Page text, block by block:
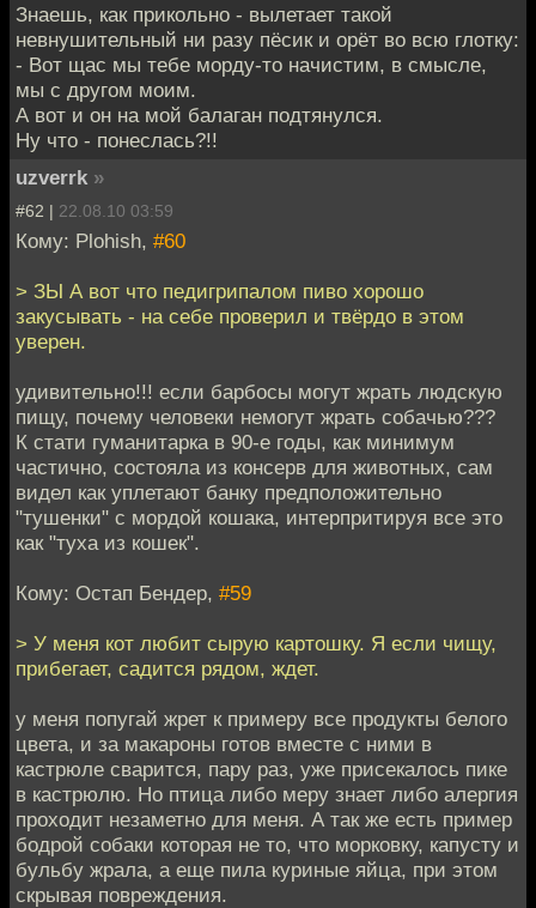
Знаешь, как прикольно - вылетает такой
невнушительный ни разу пёсик и орёт во всю глотку:
- Вот щас мы тебе морду-то начистим, в смысле,
мы с другом моим.
А вот и он на мой балаган подтянулся.
Ну что - понеслась?!!
uzverrk »
#62 | 22.08.10 03:59
Кому: Plohish, #60
> ЗЫ А вот что педигрипалом пиво хорошо
закусывать - на себе проверил и твёрдо в этом
уверен.
удивительно!!! если барбосы могут жрать людскую
пищу, почему человеки немогут жрать собачью???
К стати гуманитарка в 90-е годы, как минимум
частично, состояла из консерв для животных, сам
видел как уплетают банку предположительно
"тушенки" с мордой кошака, интерпритируя все это
как "туха из кошек".
Кому: Остап Бендер, #59
> У меня кот любит сырую картошку. Я если чищу,
прибегает, садится рядом, ждет.
у меня попугай жрет к примеру все продукты белого
цвета, и за макароны готов вместе с ними в
кастрюле сварится, пару раз, уже присекалось пике
в кастрюлю. Но птица либо меру знает либо алергия
проходит незаметно для меня. А так же есть пример
бодрой собаки которая не то, что морковку, капусту и
бульбу жрала, а еще пила куриные яйца, при этом
скрывая повреждения.